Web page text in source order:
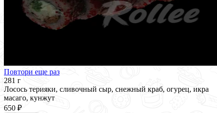
Повтори еще раз
281 г
Лосось терияки, сливочный сыр, снежный краб, огурец, икра
масаго, кунжут
650 ₽